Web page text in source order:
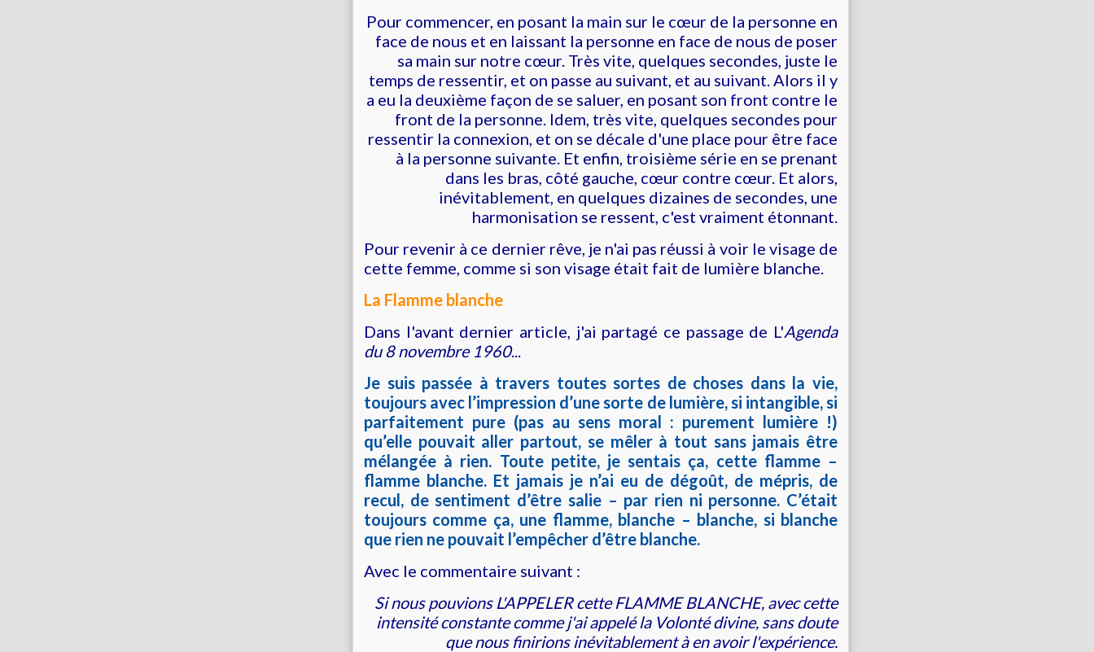
Pour commencer, en posant la main sur le cœur de la personne en
face de nous et en laissant la personne en face de nous de poser
sa main sur notre cœur. Très vite, quelques secondes, juste le
temps de ressentir, et on passe au suivant, et au suivant. Alors il y
a eu la deuxième façon de se saluer, en posant son front contre le
front de la personne. Idem, très vite, quelques secondes pour
ressentir la connexion, et on se décale d'une place pour être face
à la personne suivante. Et enfin, troisième série en se prenant
dans les bras, côté gauche, cœur contre cœur. Et alors,
inévitablement, en quelques dizaines de secondes, une
harmonisation se ressent, c'est vraiment étonnant.
Pour revenir à ce dernier rêve, je n'ai pas réussi à voir le visage de
cette femme, comme si son visage était fait de lumière blanche.
La Flamme blanche
Dans l'avant dernier article, j'ai partagé ce passage de L'Agenda
du 8 novembre 1960...
Je suis passée à travers toutes sortes de choses dans la vie,
toujours avec l’impression d’une sorte de lumière, si intangible, si
parfaitement pure (pas au sens moral : purement lumière !)
qu’elle pouvait aller partout, se mêler à tout sans jamais être
mélangée à rien. Toute petite, je sentais ça, cette flamme –
flamme blanche. Et jamais je n’ai eu de dégoût, de mépris, de
recul, de sentiment d’être salie – par rien ni personne. C’était
toujours comme ça, une flamme, blanche – blanche, si blanche
que rien ne pouvait l’empêcher d’être blanche.
Avec le commentaire suivant :
Si nous pouvions L'APPELER cetteFLAMME BLANCHE, avec cette
intensité constante comme j'ai appelé la Volonté divine, sans doute
que nous finirions inévitablement à en avoir l'expérience.